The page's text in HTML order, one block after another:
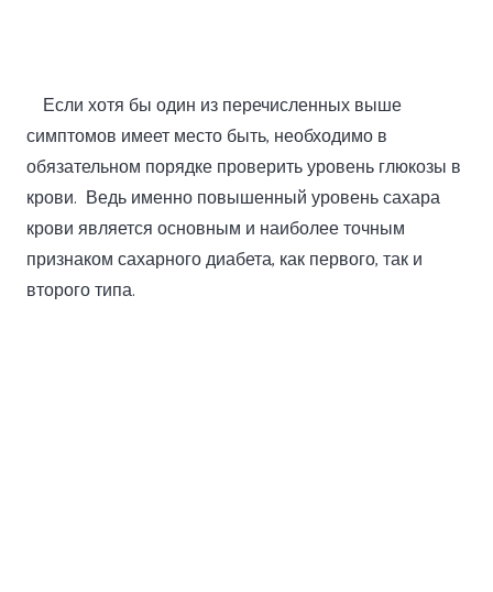
Если хотя бы один из перечисленных выше
симптомов имеет место быть, необходимо в
обязательном порядке проверить уровень глюкозы в
крови. Ведь именно повышенный уровень сахара
крови является основным и наиболее точным
признаком сахарного диабета, как первого, так и
второго типа.